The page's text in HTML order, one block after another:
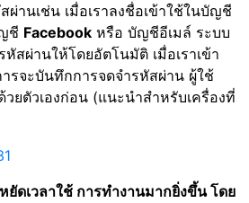
ผ่านเช่น เมื่อเราลงชื่อเข้าใช้ในบัญชี
ชี Facebook หรือ บัญชีอีเมล์ ระบบ
สผ่านให้โดยอัตโนมัติ เมื่อเราเข้า
รจะบันทึกการจดจำรหัสผ่าน ผู้ใช้
ยตัวเองก่อน (แนะนำสำหรับเครื่องที่
ยัดเวลาใช้ การทำงานมากยิ่งขึ้น โดย